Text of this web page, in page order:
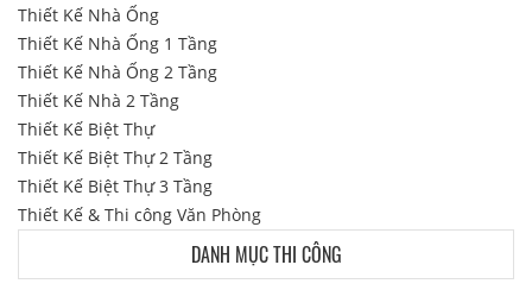
Thiết Kế Nhà Ống
Thiết Kế Nhà Ống 1 Tầng
Thiết Kế Nhà Ống 2 Tầng
Thiết Kế Nhà 2 Tầng
Thiết Kế Biệt Thự
Thiết Kế Biệt Thự 2 Tầng
Thiết Kế Biệt Thự 3 Tầng
Thiết Kế & Thi công Văn Phòng
DANH MỤC THI CÔNG